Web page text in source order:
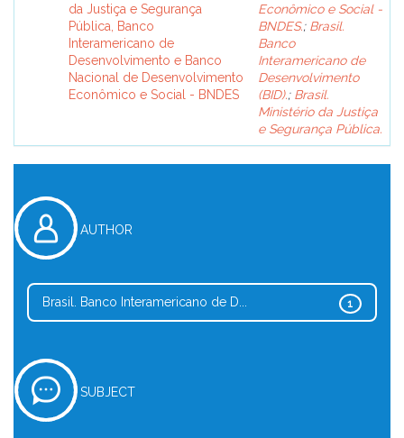
da Justiça e Segurança
Pública, Banco
Interamericano de
Desenvolvimento e Banco
Nacional de Desenvolvimento
Econômico e Social - BNDES
Econômico e Social -
BNDES.; Brasil.
Banco
Interamericano de
Desenvolvimento
(BID).; Brasil.
Ministério da Justiça
e Segurança Pública.
AUTHOR
1
Brasil. Banco Interamericano de D...
SUBJECT